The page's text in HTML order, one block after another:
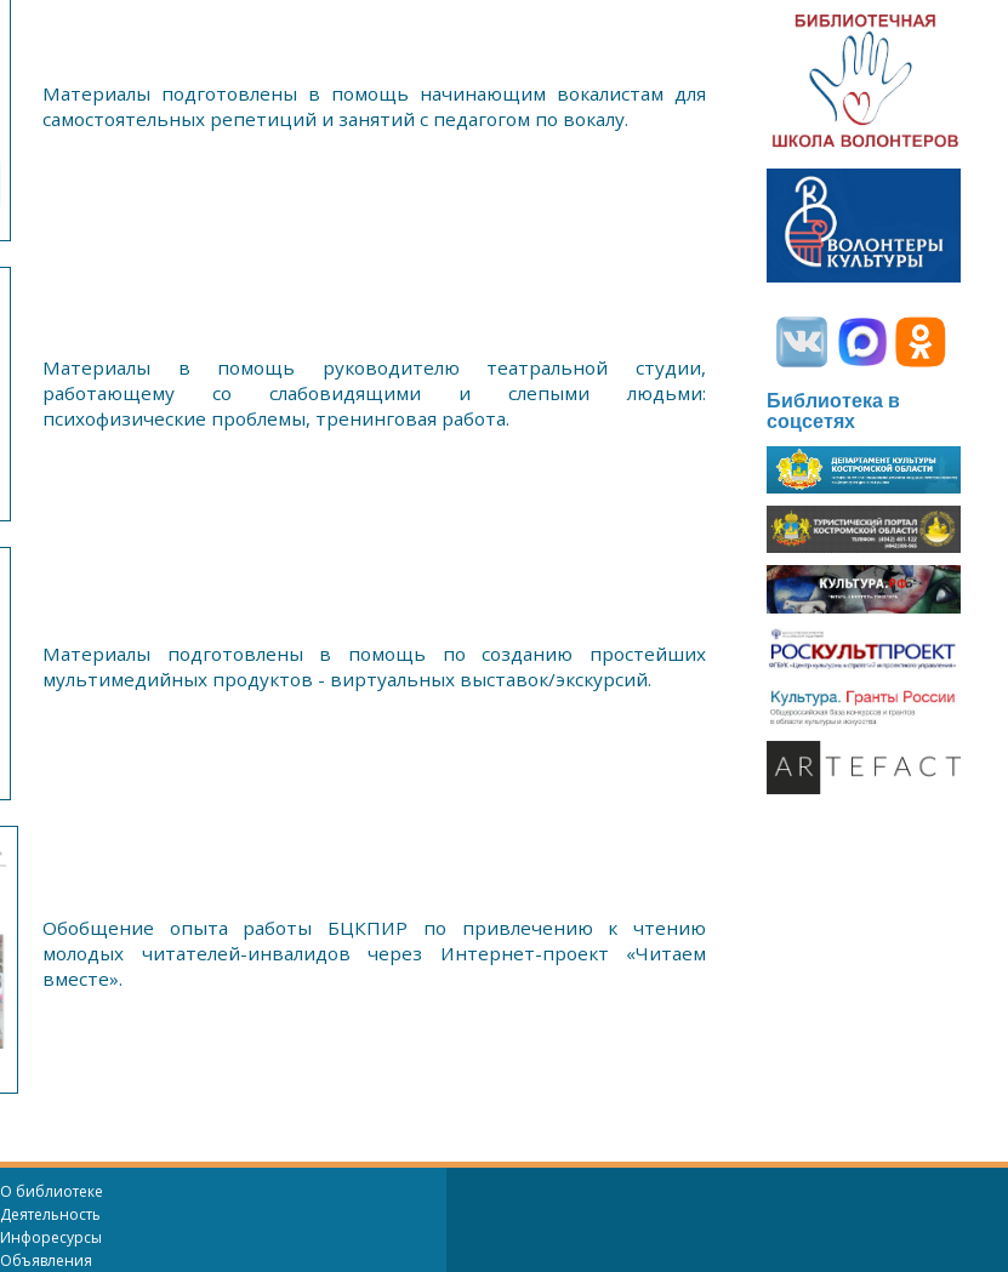
Материалы подготовлены в помощь начинающим вокалистам для
самостоятельных репетиций и занятий с педагогом по вокалу.
Материалы в помощь руководителю театральной студии,
работающему со слабовидящими и слепыми людьми:
психофизические проблемы, тренинговая работа.
Материалы подготовлены в помощь по созданию простейших
мультимедийных продуктов - виртуальных выставок/экскурсий.
Обобщение опыта работы БЦКПИР по привлечению к чтению
молодых читателей-инвалидов через Интернет-проект «Читаем
вместе».
Библиотека в
соцсетях
О библиотеке
Деятельность
Инфоресурсы
Объявления